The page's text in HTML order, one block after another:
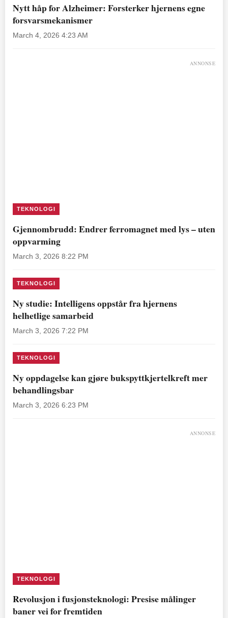
Nytt håp for Alzheimer: Forsterker hjernens egne
forsvarsmekanismer
March 4, 2026 4:23 AM
ANNONSE
TEKNOLOGI
Gjennombrudd: Endrer ferromagnet med lys – uten
oppvarming
March 3, 2026 8:22 PM
TEKNOLOGI
Ny studie: Intelligens oppstår fra hjernens
helhetlige samarbeid
March 3, 2026 7:22 PM
TEKNOLOGI
Ny oppdagelse kan gjøre bukspyttkjertelkreft mer
behandlingsbar
March 3, 2026 6:23 PM
ANNONSE
TEKNOLOGI
Revolusjon i fusjonsteknologi: Presise målinger
baner vei for fremtiden